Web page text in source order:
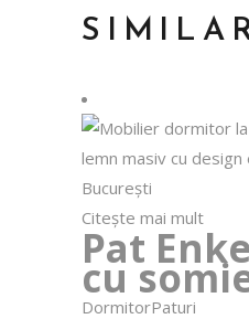
Citește mai mult
Pat
cu
DormitorPaturi